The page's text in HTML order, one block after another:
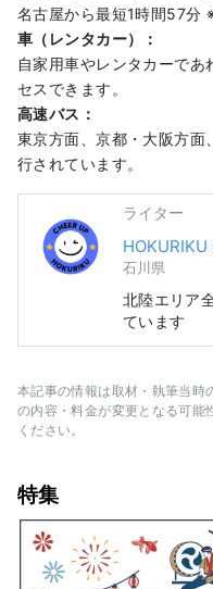
名古屋から最短1時間57分
車（レンタカー）：
自家用車やレンタカーであ
セスできます。
高速バス：
東京方面、京都・大阪方面
行されています。
ライター
石川県
北陸エリア
ています
本記事の情報は取材・執筆当時
の内容・料金が変更となる可能
ください。
特集